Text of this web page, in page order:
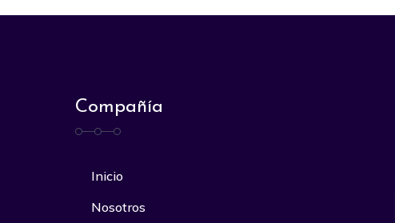
Compañía
Inicio
Nosotros